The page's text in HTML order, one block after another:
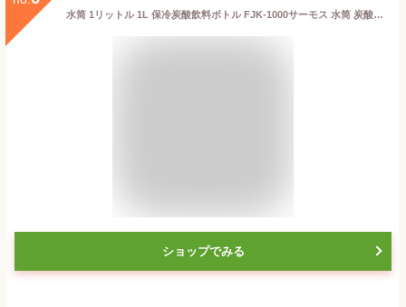
水筒 1リットル 1L 保冷炭酸飲料ボトル FJK-1000サーモス 水筒 炭酸 マグ ボトル 携帯 アウトドア キャンプ 冷たい 水分補給 THERMOS シルバー(SL) ネイビー(NVY)
ショップでみる